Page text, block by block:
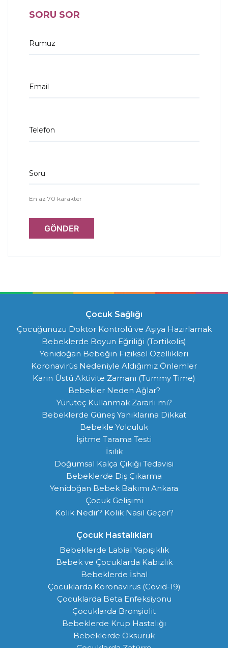
SORU SOR
Rumuz
Email
Telefon
Soru
En az 70 karakter
GÖNDER
Çocuk Sağlığı
Çocuğunuzu Doktor Kontrolü ve Aşıya Hazırlamak
Bebeklerde Boyun Eğriliği (Tortikolis)
Yenidoğan Bebeğin Fiziksel Özellikleri
Koronavirüs Nedeniyle Aldığımız Önlemler
Karın Üstü Aktivite Zamanı (Tummy Time)
Bebekler Neden Ağlar?
Yürüteç Kullanmak Zararlı mı?
Bebeklerde Güneş Yanıklarına Dikkat
Bebekle Yolculuk
İşitme Tarama Testi
İsilik
Doğumsal Kalça Çıkığı Tedavisi
Bebeklerde Diş Çıkarma
Yenidoğan Bebek Bakımı Ankara
Çocuk Gelişimi
Kolik Nedir? Kolik Nasıl Geçer?
Çocuk Hastalıkları
Bebeklerde Labial Yapışıklık
Bebek ve Çocuklarda Kabızlık
Bebeklerde İshal
Çocuklarda Koronavirüs (Covid-19)
Çocuklarda Beta Enfeksiyonu
Çocuklarda Bronşiolit
Bebeklerde Krup Hastalığı
Bebeklerde Öksürük